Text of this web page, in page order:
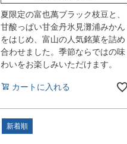
夏限定の富也萬ブラック枝豆と、
甘酸っぱい甘金丹氷見灘浦みかん
をはじめ、富山の人気銘菓を詰め
合わせました。季節ならではの味
わいをお楽しみいただけます。
カートに入れる
新着順